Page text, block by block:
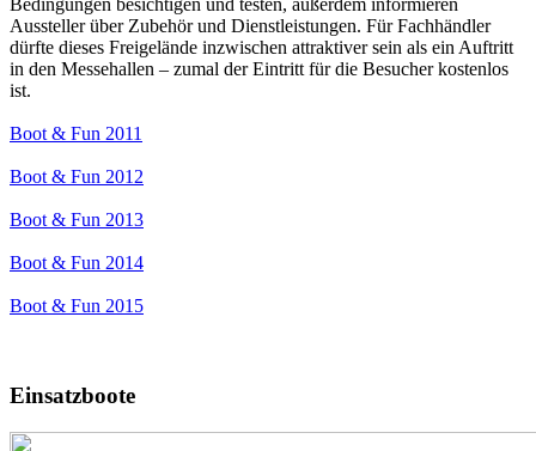
Bedingungen besichtigen und testen, außerdem informieren
Aussteller über Zubehör und Dienstleistungen. Für Fachhändler
dürfte dieses Freigelände inzwischen attraktiver sein als ein Auftritt
in den Messehallen – zumal der Eintritt für die Besucher kostenlos
ist.
Boot & Fun 2011
Boot & Fun 2012
Boot & Fun 2013
Boot & Fun 2014
Boot & Fun 2015
Einsatzboote